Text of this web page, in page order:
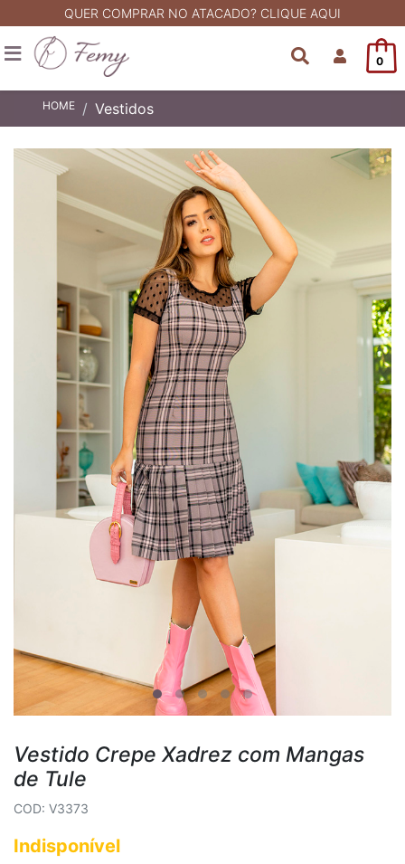
QUER COMPRAR NO ATACADO? CLIQUE AQUI
0
HOME Vestidos
Vestido Crepe Xadrez com Mangas
de Tule
COD: V3373
Indisponível